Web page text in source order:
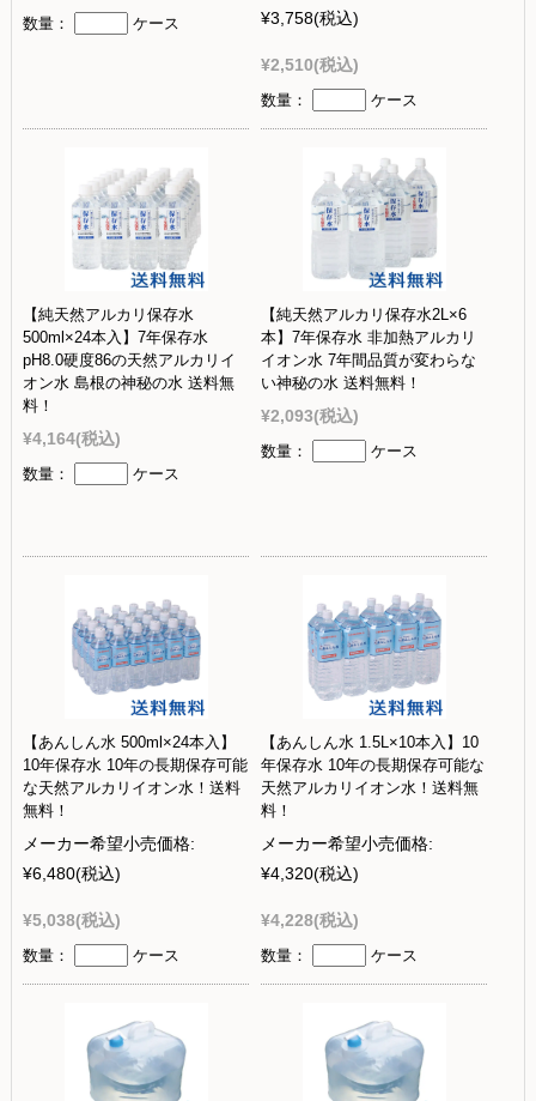
数量： ケース
¥3,758(税込)
¥2,510(税込)
数量： ケース
【純天然アルカリ保存水
500ml×24本入】7年保存水
pH8.0硬度86の天然アルカリイ
オン水 島根の神秘の水 送料無
料！
¥4,164(税込)
数量： ケース
【純天然アルカリ保存水2L×6
本】7年保存水 非加熱アルカリ
イオン水 7年間品質が変わらな
い神秘の水 送料無料！
¥2,093(税込)
数量： ケース
【あんしん水 500ml×24本入】
10年保存水 10年の長期保存可能
な天然アルカリイオン水！送料
無料！
メーカー希望小売価格:
¥6,480(税込)
¥5,038(税込)
数量： ケース
【あんしん水 1.5L×10本入】10
年保存水 10年の長期保存可能な
天然アルカリイオン水！送料無
料！
メーカー希望小売価格:
¥4,320(税込)
¥4,228(税込)
数量： ケース